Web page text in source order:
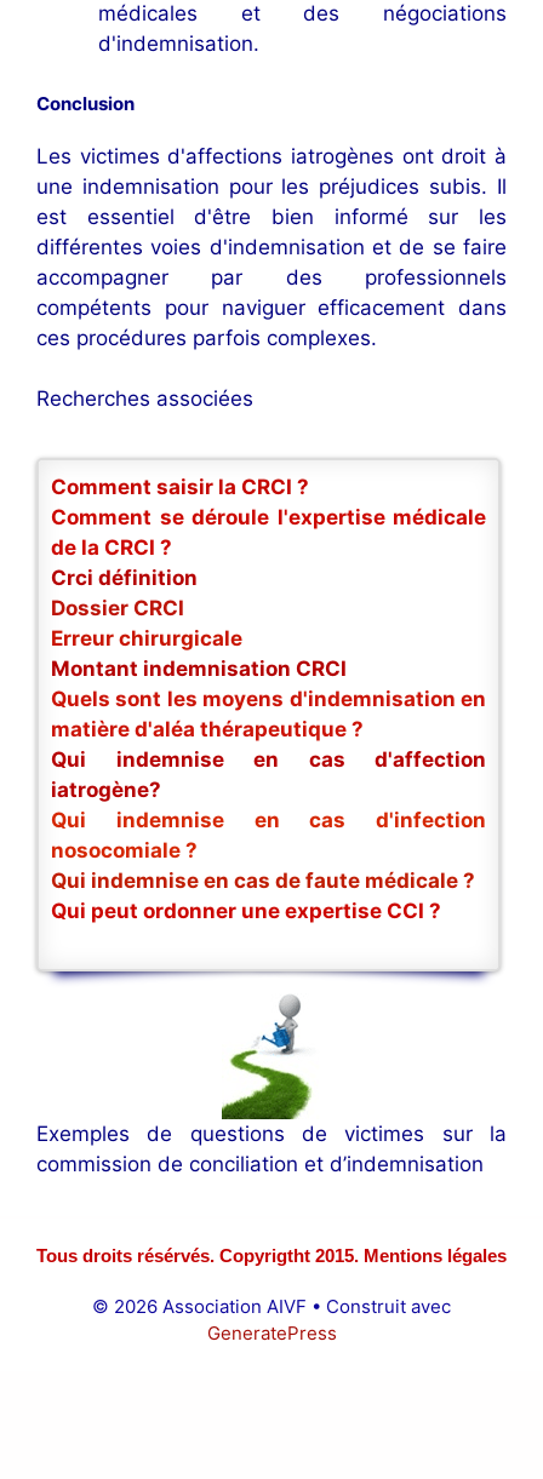
médicales et des négociations
d'indemnisation.
Conclusion
Les victimes d'affections iatrogènes ont droit à
une indemnisation pour les préjudices subis. Il
est essentiel d'être bien informé sur les
différentes voies d'indemnisation et de se faire
accompagner par des professionnels
compétents pour naviguer efficacement dans
ces procédures parfois complexes.
Recherches associées
Comment saisir la CRCI ?
Comment se déroule l'expertise médicale
de la CRCI ?
Crci définition
Dossier CRCI
Erreur chirurgicale
Montant indemnisation CRCI
Quels sont les moyens d'indemnisation en
matière d'aléa thérapeutique ?
Qui indemnise en cas d'affection
iatrogène?
Qui indemnise en cas d'infection
nosocomiale ?
Qui indemnise en cas de faute médicale ?
Qui peut ordonner une expertise CCI ?
Exemples de questions de victimes sur la
commission de conciliation et d’indemnisation
Tous droits résérvés. Copyrigtht 2015. Mentions légales
© 2026 Association AIVF • Construit avec
GeneratePress